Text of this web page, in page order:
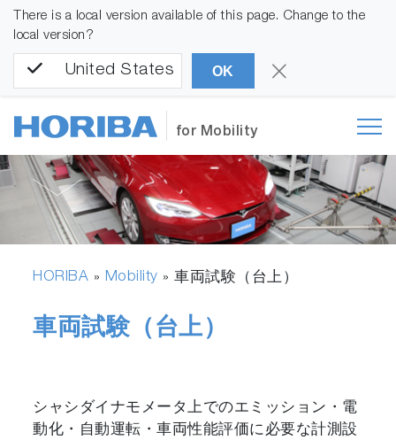
There is a local version available of this page. Change to the
local version?
United States OK
for Mobility
HORIBA » Mobility »車両試験（台上）
車両試験（台上）
シャシダイナモメータ上でのエミッション・電
動化・自動運転・車両性能評価に必要な計測設